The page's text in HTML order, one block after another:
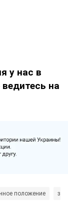
у нас в
ведитесь на
положение